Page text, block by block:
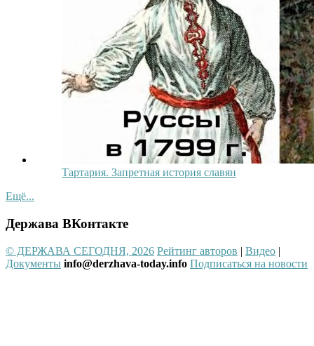
Тартария. Запретная история славян
Ещё...
Держава ВКонтакте
© ДЕРЖАВА СЕГОДНЯ, 2026 Рейтинг авторов | Видео |
Документы info@derzhava-today.info Подписаться на новости